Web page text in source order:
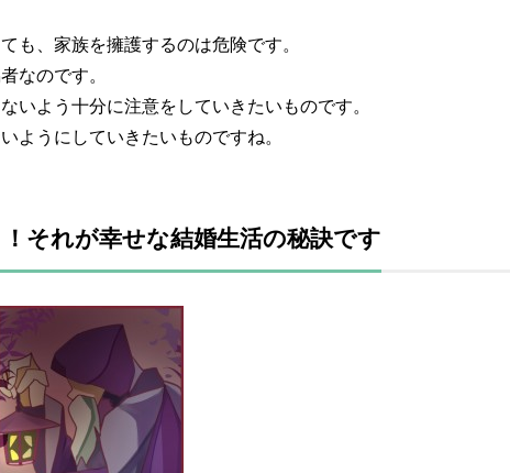
も、家族を擁護するのは危険です。
なのです。
いよう十分に注意をしていきたいものです。
ようにしていきたいものですね。
それが幸せな結婚生活の秘訣です